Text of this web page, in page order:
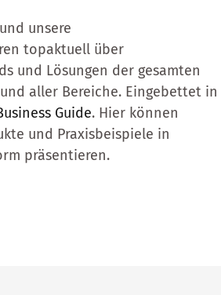
und unsere
­topaktuell über
und Lösungen der gesamten
aller Bereiche. Eingebettet in
Guide. Hier können
und Praxisbeispiele in
präsentieren.